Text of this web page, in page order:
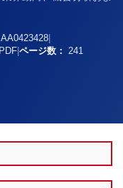
AA0423428
PDF ページ数： 241